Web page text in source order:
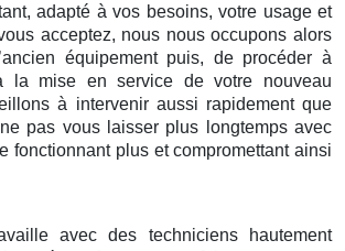
adapté à vos besoins, votre usage et
acceptez, nous nous occupons alors
équipement puis, de procéder à
la mise en service de votre nouveau
à intervenir aussi rapidement que
pas vous laisser plus longtemps avec
fonctionnant plus et compromettant ainsi
avec des techniciens hautement